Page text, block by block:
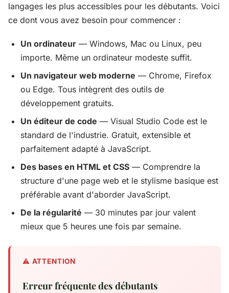
langages les plus accessibles pour les débutants. Voici
ce dont vous avez besoin pour commencer :
Un ordinateur — Windows, Mac ou Linux, peu
importe. Même un ordinateur modeste suffit.
Un navigateur web moderne — Chrome, Firefox
ou Edge. Tous intègrent des outils de
développement gratuits.
Un éditeur de code — Visual Studio Code est le
standard de l'industrie. Gratuit, extensible et
parfaitement adapté à JavaScript.
Des bases en HTML et CSS — Comprendre la
structure d'une page web et le stylisme basique est
préférable avant d'aborder JavaScript.
De la régularité — 30 minutes par jour valent
mieux que 5 heures une fois par semaine.
Erreur fréquente des débutants